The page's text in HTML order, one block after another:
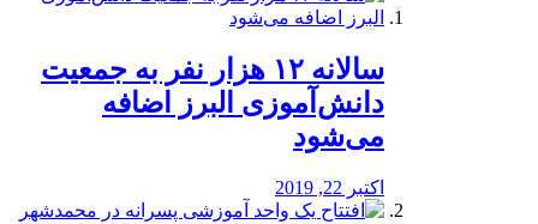
️سالانه ۱۲ هزار نفر به جمعیت
دانش‌آموزی البرز اضافه
می‌شود
اکتبر 22, 2019